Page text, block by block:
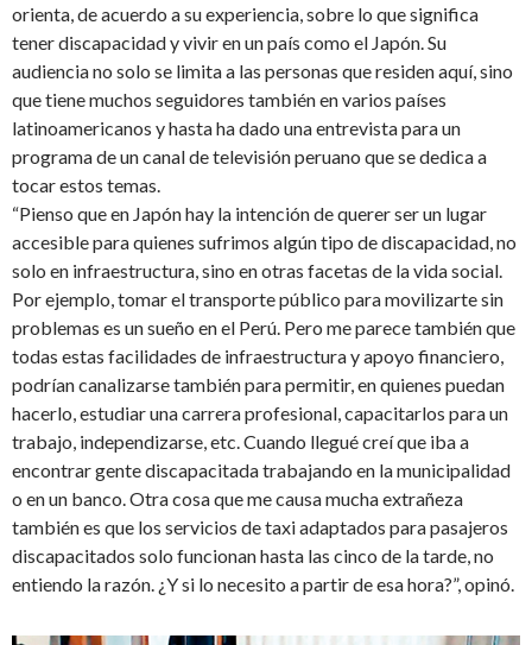
orienta, de acuerdo a su experiencia, sobre lo que significa
tener discapacidad y vivir en un país como el Japón. Su
audiencia no solo se limita a las personas que residen aquí, sino
que tiene muchos seguidores también en varios países
latinoamericanos y hasta ha dado una entrevista para un
programa de un canal de televisión peruano que se dedica a
tocar estos temas.
“Pienso que en Japón hay la intención de querer ser un lugar
accesible para quienes sufrimos algún tipo de discapacidad, no
solo en infraestructura, sino en otras facetas de la vida social.
Por ejemplo, tomar el transporte público para movilizarte sin
problemas es un sueño en el Perú. Pero me parece también que
todas estas facilidades de infraestructura y apoyo financiero,
podrían canalizarse también para permitir, en quienes puedan
hacerlo, estudiar una carrera profesional, capacitarlos para un
trabajo, independizarse, etc. Cuando llegué creí que iba a
encontrar gente discapacitada trabajando en la municipalidad
o en un banco. Otra cosa que me causa mucha extrañeza
también es que los servicios de taxi adaptados para pasajeros
discapacitados solo funcionan hasta las cinco de la tarde, no
entiendo la razón. ¿Y si lo necesito a partir de esa hora?”, opinó.